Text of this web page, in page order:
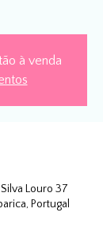
à venda
Louro 37
Portugal